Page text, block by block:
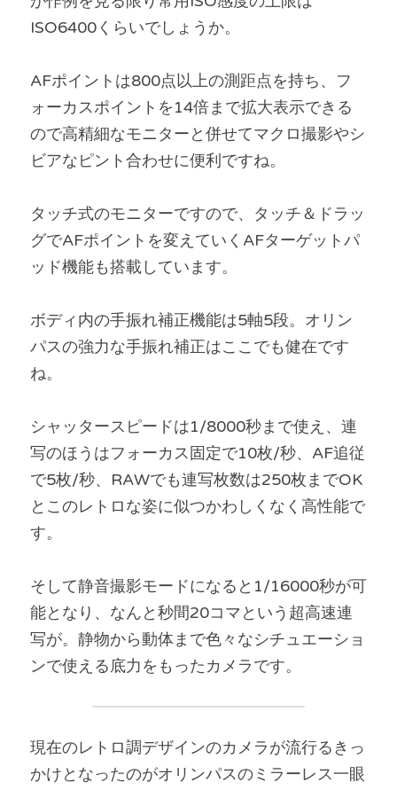
ISO6400くらいでしょうか。
AFポイントは800点以上の測距点を持ち、フ
ォーカスポイントを14倍まで拡大表示できる
ので高精細なモニターと併せてマクロ撮影やシ
ビアなピント合わせに便利ですね。
タッチ式のモニターですので、タッチ＆ドラッ
グでAFポイントを変えていくAFターゲットパ
ッド機能も搭載しています。
ボディ内の手振れ補正機能は5軸5段。オリン
パスの強力な手振れ補正はここでも健在です
ね。
シャッタースピードは1/8000秒まで使え、連
写のほうはフォーカス固定で10枚/秒、AF追従
で5枚/秒、RAWでも連写枚数は250枚までOK
とこのレトロな姿に似つかわしくなく高性能で
す。
そして静音撮影モードになると1/16000秒が可
能となり、なんと秒間20コマという超高速連
写が。静物から動体まで色々なシチュエーショ
ンで使える底力をもったカメラです。
現在のレトロ調デザインのカメラが流行るきっ
かけとなったのがオリンパスのミラーレス一眼